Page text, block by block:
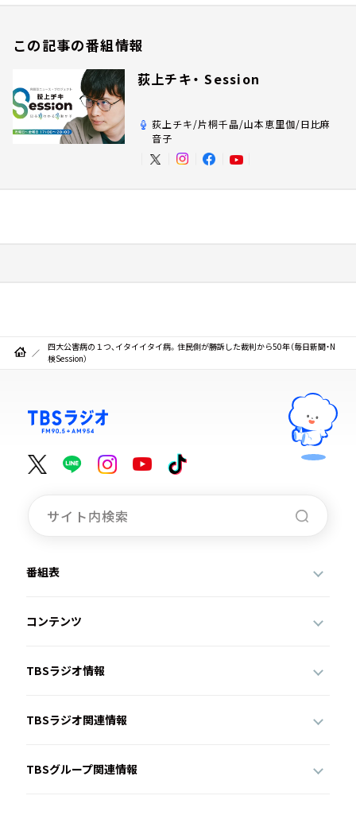
この記事の番組情報
荻上チキ・ Session
荻上チキ/片桐千晶/山本恵里伽/日比麻
音子
四大公害病の１つ、イタイイタイ病。住民側が勝訴した裁判から50年（毎日新聞・N
検Session）
番組表
コンテンツ
TBSラジオ情報
TBSラジオ関連情報
TBSグループ関連情報